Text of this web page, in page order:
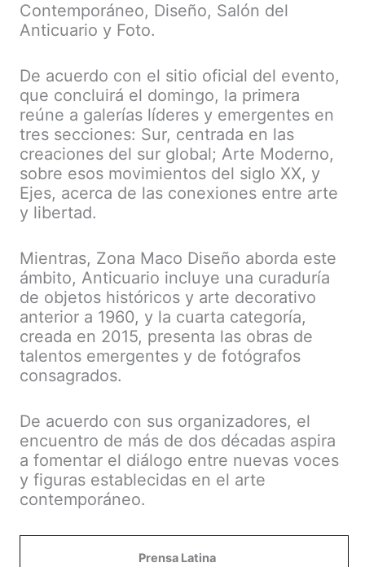
Contemporáneo, Diseño, Salón del
Anticuario y Foto.
De acuerdo con el sitio oficial del evento,
que concluirá el domingo, la primera
reúne a galerías líderes y emergentes en
tres secciones: Sur, centrada en las
creaciones del sur global; Arte Moderno,
sobre esos movimientos del siglo XX, y
Ejes, acerca de las conexiones entre arte
y libertad.
Mientras, Zona Maco Diseño aborda este
ámbito, Anticuario incluye una curaduría
de objetos históricos y arte decorativo
anterior a 1960, y la cuarta categoría,
creada en 2015, presenta las obras de
talentos emergentes y de fotógrafos
consagrados.
De acuerdo con sus organizadores, el
encuentro de más de dos décadas aspira
a fomentar el diálogo entre nuevas voces
y figuras establecidas en el arte
contemporáneo.
Prensa Latina